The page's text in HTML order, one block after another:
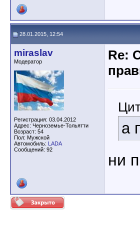
28.01.2015, 12:54
miraslav
Модератор
Регистрация: 03.04.2012
Адрес: Черноземье-Тольятти
Возраст: 54
Пол: Мужской
Автомобиль: LADA
Сообщений: 92
Re:
а
ни